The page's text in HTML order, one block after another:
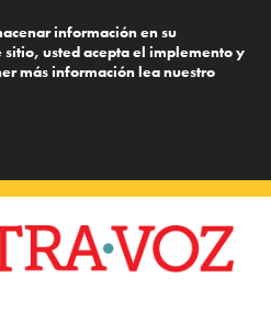
información en su
usted acepta el implemento y
más información lea nuestro